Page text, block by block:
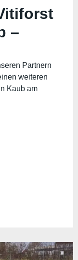
–
Partnern
weiteren
Kaub am